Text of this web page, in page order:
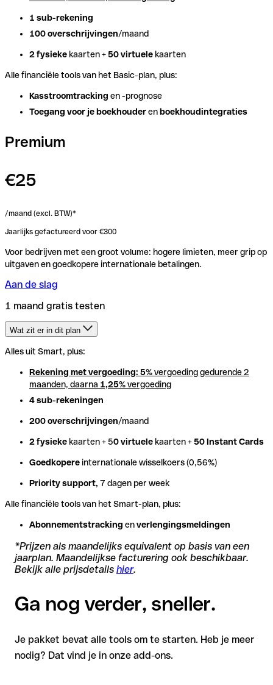
1 sub-rekening
100 overschrijvingen/maand
2 fysieke kaarten +50 virtuele kaarten
Alle financiële tools van het Basic-plan, plus:
Kasstroomtracking en -prognose
Toegang voor je boekhouderen boekhoudintegraties
1 sub-rekening
100 overschrijvingen/maand
2 fysieke kaarten +50 virtuele kaarten
Alle financiële tools van het Basic-plan, plus:
Kasstroomtracking en -prognose
Toegang voor je boekhouderen boekhoudintegraties
Premium
€25
/maand (excl. BTW)*
Jaarlijks gefactureerd voor €300
Voor bedrijven met een groot volume: hogere limieten, meer grip op
uitgaven en goedkopere internationale betalingen.
Aan de slag
1 maand gratis testen
Wat zit er in dit plan
Alles uit Smart, plus:
Rekening met vergoeding: 5% vergoeding gedurende 2
maanden, daarna 1,25% vergoeding
4 sub-rekeningen
200 overschrijvingen/maand
2 fysieke kaarten + 50 virtuele kaarten +50 Instant Cards
Goedkopereinternationale wisselkoers (0,56%)
Priority support, 7 dagen per week
Alle financiële tools van het Smart-plan, plus:
Abonnementstracking enverlengingsmeldingen
Alles uit Smart, plus:
Rekening met vergoeding: 5% vergoeding gedurende 2
maanden, daarna 1,25% vergoeding
4 sub-rekeningen
200 overschrijvingen/maand
2 fysieke kaarten + 50 virtuele kaarten +50 Instant Cards
Goedkopereinternationale wisselkoers (0,56%)
Priority support, 7 dagen per week
Alle financiële tools van het Smart-plan, plus:
Abonnementstracking enverlengingsmeldingen
*Prijzen als maandelijks equivalent op basis van een
jaarplan. Maandelijkse facturering ook beschikbaar.
Bekijk alle prijsdetails hier.
Ga nog verder, sneller.
Je pakket bevat alle tools om te starten. Heb je meer
nodig? Dat vind je in onze add-ons.